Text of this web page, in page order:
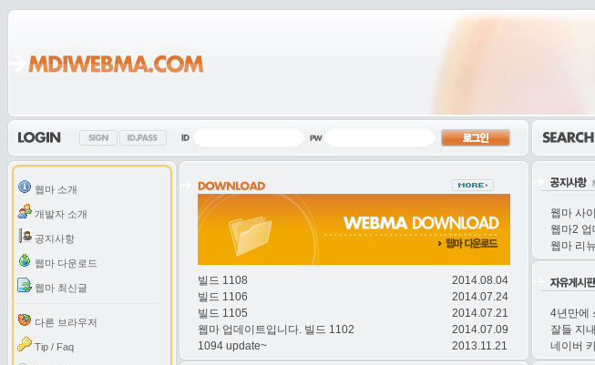
웹마 소개
개발자 소개
공지사항
웹마 다운로드
웹마 최신글
다른 브라우저
Tip / Faq
빌드 1108
2014.08.04
빌드 1106
2014.07.24
빌드 1105
2014.07.21
웹마 업데이트입니다. 빌드 1102
2014.07.09
1094 update~
2013.11.21
웹마 사
웹마2
웹마 리
4년만에
잘들 지
네이버